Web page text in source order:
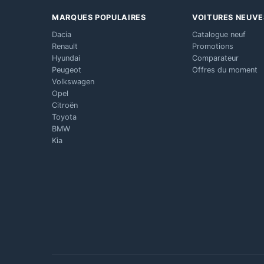
MARQUES POPULAIRES
Dacia
Renault
Hyundai
Peugeot
Volkswagen
Opel
Citroën
Toyota
BMW
Kia
VOITURES
Catalogue neuf
Promotions
Comparateur
Offres du moment